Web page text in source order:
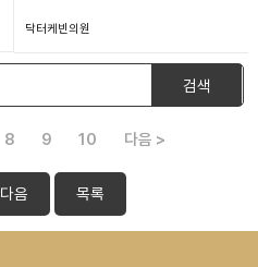
닥터케빈의원
검색
8 9 10 다음 >
다음 목록